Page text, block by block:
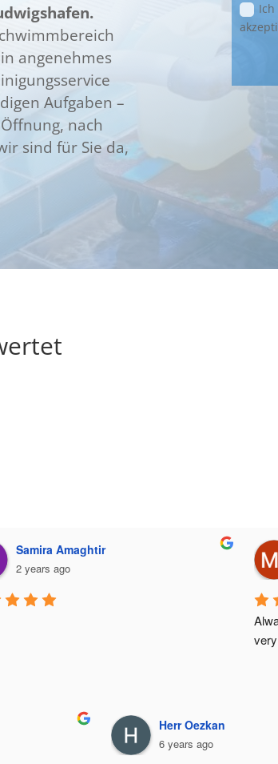
angenehmes
Aufgaben –
nach
sind für Sie da,
Samira Amaghtir
2 years ago
Herr Oezkan
6 years ago